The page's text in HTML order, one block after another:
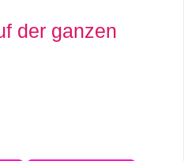
der ganzen